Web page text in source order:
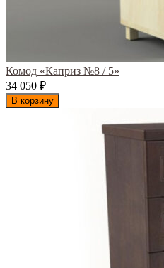
Комод «Каприз №8 / 5»
34 050 ₽
В корзину